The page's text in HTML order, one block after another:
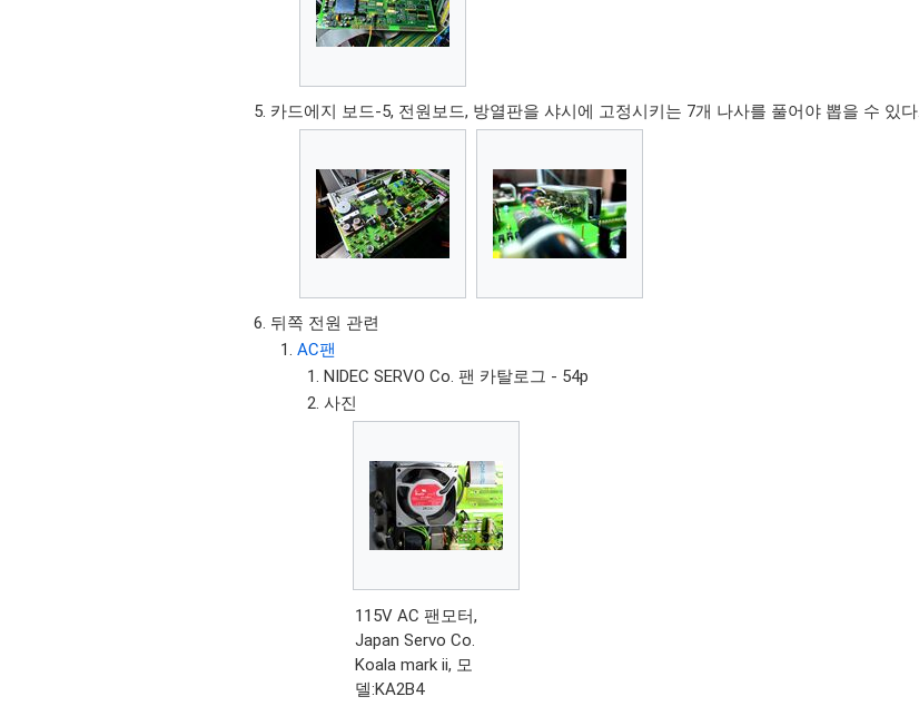
카드에지 보드-5, 전원보드, 방열판을 샤시에 고정시키는 7개 나사를 풀어야 뽑을 수 있다.
뒤쪽 전원 관련
AC팬
NIDEC SERVO Co. 팬 카탈로그 - 54p
사진
115V AC 팬모터,
Japan Servo Co.
Koala mark ii, 모
델:KA2B4